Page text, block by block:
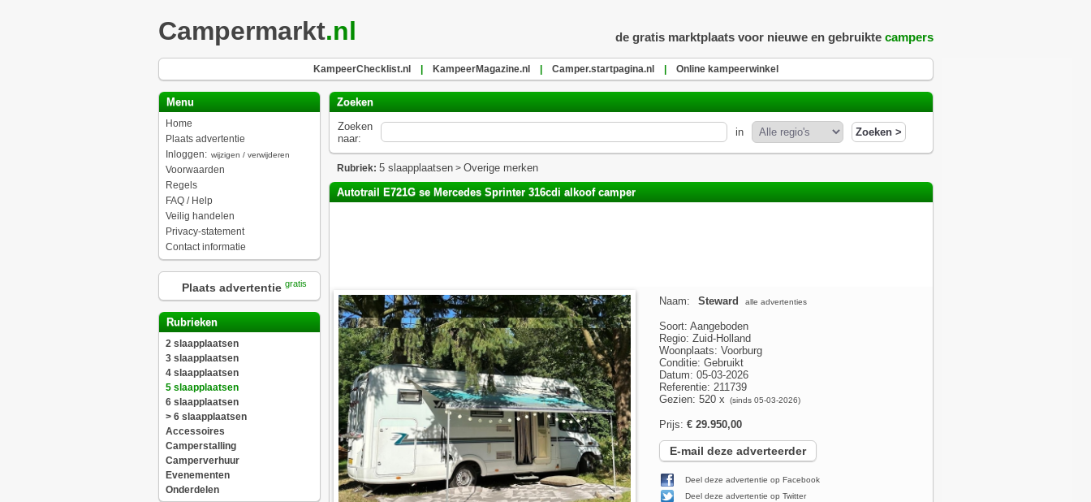
Campermarkt.nl de gratis marktplaats voor nieuwe en gebruikte campers
KampeerChecklist.nl KampeerMagazine.nl Camper.startpagina.nl Online kampeerwinkel
Menu
Home
Plaats advertentie
Inloggen: wijzigen / verwijderen
Voorwaarden
Regels
FAQ / Help
Veilig handelen
Privacy-statement
Contact informatie
Plaats advertentie gratis
Rubrieken
2 slaapplaatsen
3 slaapplaatsen
4 slaapplaatsen
5 slaapplaatsen
6 slaapplaatsen
> 6 slaapplaatsen
Accessoires
Camperstalling
Camperverhuur
Evenementen
Onderdelen
Zoeken
Zoeken
naar:
in
Rubriek: 5 slaapplaatsen> Overige merken
Autotrail E721G se Mercedes Sprinter 316cdi alkoof camper
Naam: Steward alle advertenties
Soort: Aangeboden
Regio: Zuid-Holland
Woonplaats: Voorburg
Conditie: Gebruikt
Datum: 05-03-2026
Referentie: 211739
Gezien: 520 x
(sinds 05-03-2026)
Prijs: € 29.950,00
E-mail deze adverteerder
Deel deze advertentie op Facebook
Deel deze advertentie op Twitter